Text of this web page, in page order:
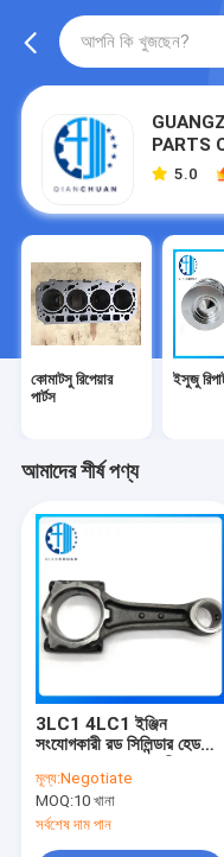
PARTS
5.0
কোমাটসু রিপেয়ার
পার্টস
ইসুজু
আমাদের শীর্ষ পণ্য
3LC1 4LC1 ইঞ্জিন
সংযোগকারী রড সিলিন্ডার হেড
মূল্য:Negotiate
MOQ:10 খানা
সর্বশেষ দাম পান